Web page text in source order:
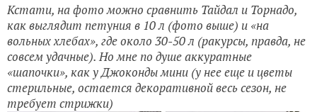
Кстати, на фото можно сравнить Тайдал и Торнадо,
как выглядит петуния в 10 л (фото выше) и «на
вольных хлебах», где около 30-50 л (ракурсы, правда, не
совсем удачные). Но мне по душе аккуратные
«шапочки», как у Джоконды мини (у нее еще и цветы
стерильные, остается декоративной весь сезон, не
требует стрижки)